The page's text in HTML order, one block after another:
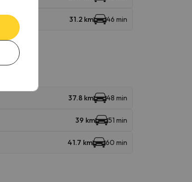
31.2 km 46 min
37.8 km 48 min
39 km 51 min
41.7 km 60 min